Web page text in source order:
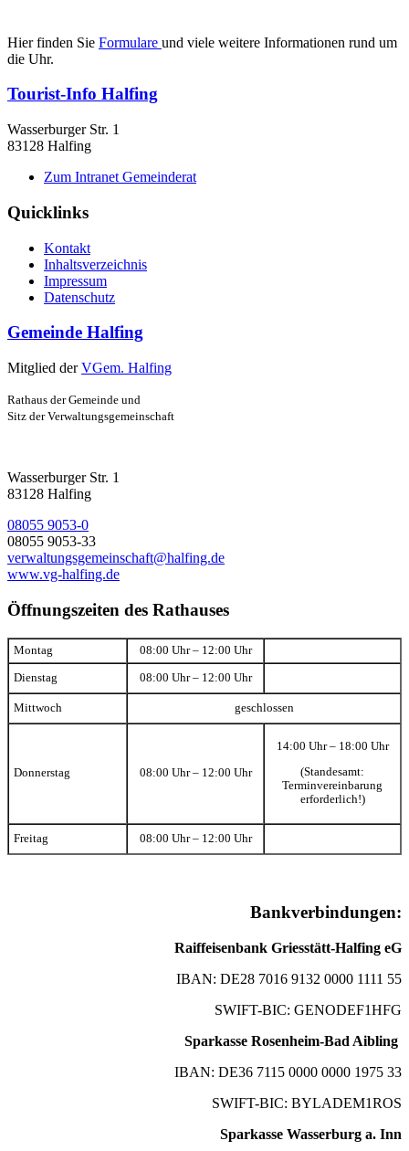
Hier finden Sie Formulare und viele weitere Informationen rund um
die Uhr.
Tourist-Info Halfing
Wasserburger Str. 1
83128 Halfing
Zum Intranet Gemeinderat
Quicklinks
Kontakt
Inhaltsverzeichnis
Impressum
Datenschutz
Gemeinde Halfing
Mitglied derVGem. Halfing
Rathaus der Gemeinde und
Sitz der Verwaltungsgemeinschaft
Wasserburger Str. 1
83128 Halfing
08055 9053-0
08055 9053-33
verwaltungsgemeinschaft@halfing.de
www.vg-halfing.de
Öffnungszeiten des Rathauses
Montag 08:00 Uhr – 12:00 Uhr
Dienstag 08:00 Uhr – 12:00 Uhr
Mittwoch geschlossen
Donnerstag 08:00 Uhr – 12:00 Uhr
14:00 Uhr – 18:00 Uhr
(Standesamt:
Terminvereinbarung
erforderlich!)
Freitag 08:00 Uhr – 12:00 Uhr
Bankverbindungen:
Raiffeisenbank Griesstätt-Halfing eG
IBAN: DE28 7016 9132 0000 1111 55
SWIFT-BIC: GENODEF1HFG
Sparkasse Rosenheim-Bad Aibling
IBAN: DE36 7115 0000 0000 1975 33
SWIFT-BIC: BYLADEM1ROS
Sparkasse Wasserburg a. Inn